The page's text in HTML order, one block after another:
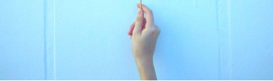
炙らないほうがおすすめです」と、地元ならではの楽しみ方
さらに、「末廣ブルース」も外せない1軒です。建物のレトロ
感が魅力の豚串専門店で、「タンだとかハラミだとかハツ、
レバーとかを味わいながら、昔ながらの雰囲気が楽しめる」
「もっと面白いことがしたい！」という気持ちが未来を動か
します。今までのやり方にこだわらず、楽しそうな方へ進ん
でみると思わぬ展開が待っていそう。少し大胆なくらいで
OK。今日はこの夏やりたいことを一つ予定に書き込んでみ